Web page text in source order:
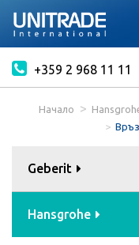
+359 2 968 11 11
Начало
Geberit
Hansgrohe